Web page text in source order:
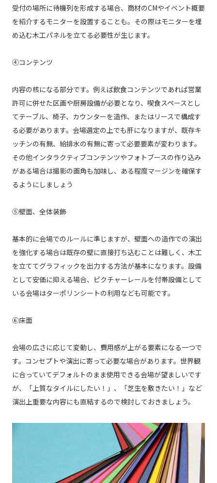
受付の場所に待機列を形成する場合、商材のCMやイベント概要
を紹介するモニターを設置することも。その際はモニターを埋
め込む木工パネルを立てる必要性が生じます。
④コンテンツ
内容の核になる部分です。例えば飲食コンテンツであれば営業
許可に併せた区画や厨房設備が必要となり、喫食スペースとし
てテーブル、椅子、カウンターを造作、またはリースで構成す
る必要があります。会場選定の上でも肝になりますが、既存キ
ッチンの有無、給排水の有無に寄って必要要素が変わります。
その他インタラクティブコンテンツやフォトブースの作り込み
がある場合は撮影の画角も加味し、ある程度マージンを確保す
るようにしましょう
⑤壁面、全体装飾
基本的に会場でのルールに準じますが、壁面への造作での演出
を強化する場合は既存の壁に直接打ち込むことは難しく、木工
を立ててグラフィックを出力する方法が基本になります。設備
として安価に抑える場合、ピクチャーレールを付帯設備として
いる会場はターポリンシートの利用なども可能です。
⑥床面
会場の広さに応じて変動し、費用感が上がる要素になる一つで
す。コンセプトや演出に寄って必要な場合があります。世界観
に合っていてデフォルトのまま使用できる会場が望ましいです
が、「上質なタイルにしたい！」、「芝生を敷きたい！」など
演出上重要な内容にも直結するので検討しておきましょう。